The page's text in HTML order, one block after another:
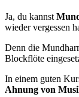
Ja, du kannst
wieder vergessen
Denn die
Blockflöte
In einem guten
Ahnung von